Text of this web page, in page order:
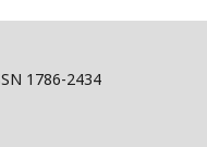
1786-2434